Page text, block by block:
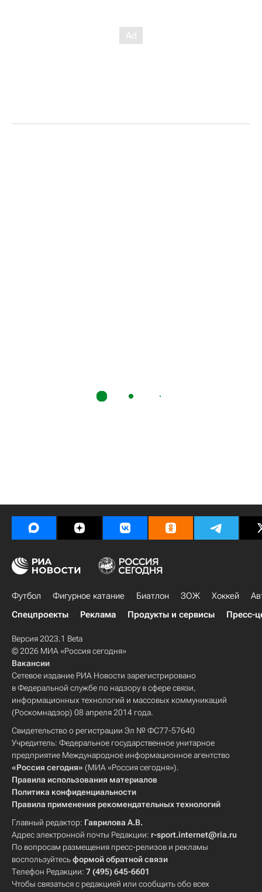
Футбол Фигурное катание Биатлон ЗОЖ Хоккей
Спецпроекты
Реклама Продукты и сервисы Пресс-
Версия 2023.1 Beta
© 2026 МИА «Россия сегодня»
Вакансии
Сетевое издание РИА Новости зарегистрировано
в Федеральной службе по надзору в сфере связи,
информационных технологий и массовых коммуникаций
(Роскомнадзор) 08 апреля 2014 года.
Свидетельство о регистрации Эл № ФС77-57640
Учредитель: Федеральное государственное унитарное
предприятие Международное информационное агентство
«Россия сегодня» (МИА «Россия сегодня»).
Правила использования материалов
Политика конфиденциальности
Правила применения рекомендательных технологий
Главный редактор: Гаврилова А.В.
Адрес электронной почты Редакции: r-sport.internet@ria.ru
По вопросам размещения пресс-релизов и рекламы
воспользуйтесьформой обратной связи
Телефон Редакции: 7 (495) 645-6601
Чтобы связаться с редакцией или сообщить обо всех